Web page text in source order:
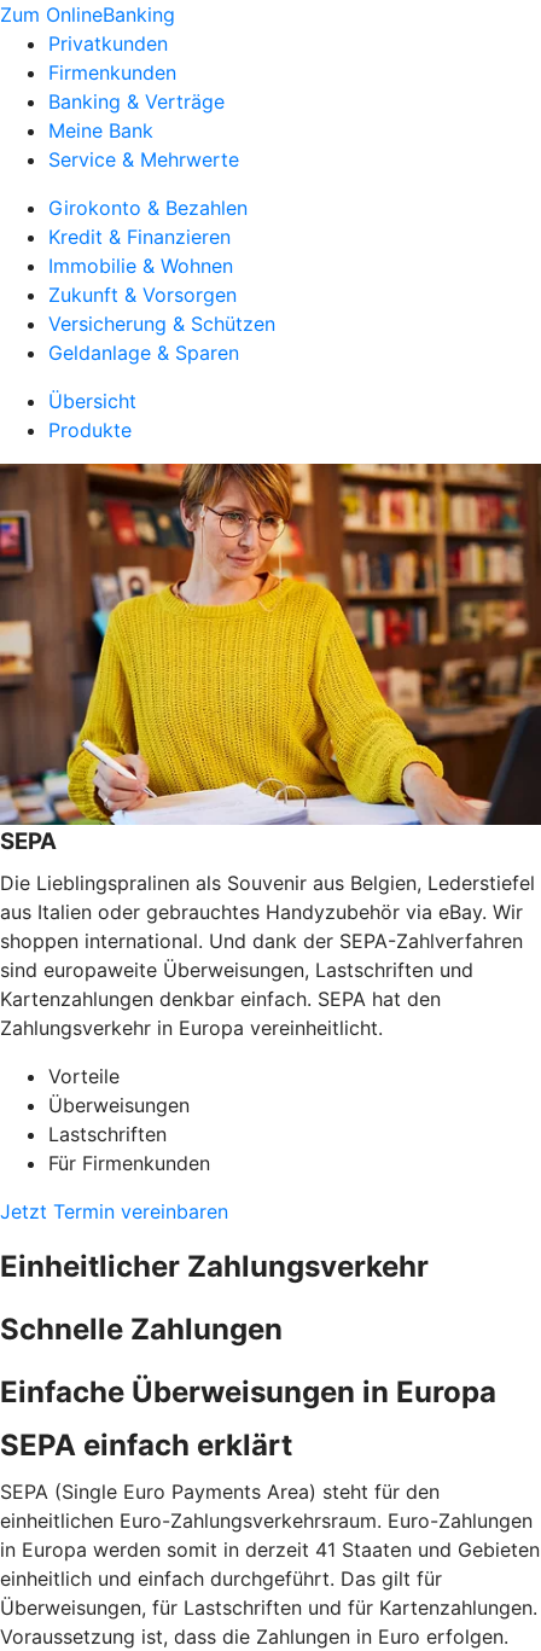
Zum OnlineBanking
Privatkunden
Firmenkunden
Banking & Verträge
Meine Bank
Service & Mehrwerte
Girokonto & Bezahlen
Kredit & Finanzieren
Immobilie & Wohnen
Zukunft & Vorsorgen
Versicherung & Schützen
Geldanlage & Sparen
Übersicht
Produkte
SEPA
Die Lieblingspralinen als Souvenir aus Belgien, Lederstiefel
aus Italien oder gebrauchtes Handyzubehör via eBay. Wir
shoppen international. Und dank der SEPA-Zahlverfahren
sind europaweite Überweisungen, Lastschriften und
Kartenzahlungen denkbar einfach. SEPA hat den
Zahlungsverkehr in Europa vereinheitlicht.
Vorteile
Überweisungen
Lastschriften
Für Firmenkunden
Jetzt Termin vereinbaren
Einheitlicher Zahlungsverkehr
Schnelle Zahlungen
Einfache Überweisungen in Europa
SEPA einfach erklärt
SEPA (Single Euro Payments Area) steht für den
einheitlichen Euro-Zahlungsverkehrsraum. Euro-Zahlungen
in Europa werden somit in derzeit 41 Staaten und Gebieten
einheitlich und einfach durchgeführt. Das gilt für
Überweisungen, für Lastschriften und für Kartenzahlungen.
Voraussetzung ist, dass die Zahlungen in Euro erfolgen.